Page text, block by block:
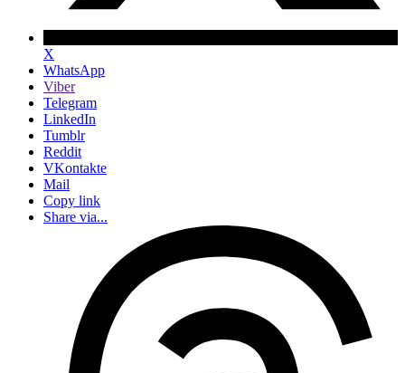
X
WhatsApp
Viber
Telegram
LinkedIn
Tumblr
Reddit
VKontakte
Mail
Copy link
Share via...